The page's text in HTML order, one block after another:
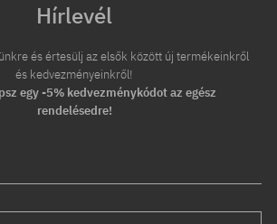
Hírlevél
és értesülj az elsők között új termékeinkről
és kedvezményeinkről!
egy -5% kedvezménykódot az egész
rendelésedre!